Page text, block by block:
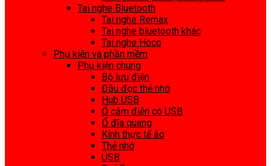
Tai nghe Bluetooth
Tai nghe Remax
Tai nghe bluetooth khác
Tai nghe Hoco
Phụ kiện và phần mềm
Phụ kiện chung
Bộ lưu điện
Đầu đọc thẻ nhớ
Hub USB
Ổ cắm điện có USB
Ổ đĩa quang
Kính thực tế ảo
Thẻ nhớ
USB